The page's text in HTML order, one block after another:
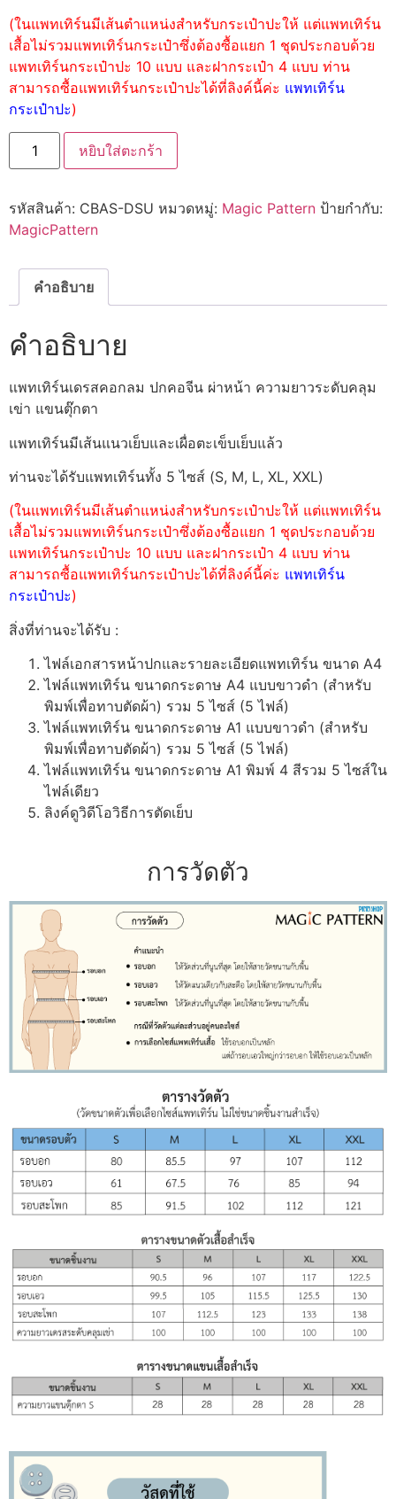
(ในแพทเทิร์นมีเส้นตำแหน่งสำหรับกระเป๋าปะให้ แต่แพทเทิร์น
เสื้อไม่รวมแพทเทิร์นกระเป๋าซึ่งต้องซื้อแยก 1 ชุดประกอบด้วย
แพทเทิร์นกระเป๋าปะ 10 แบบ และฝากระเป๋า 4 แบบ ท่าน
สามารถซื้อแพทเทิร์นกระเป๋าปะได้ที่ลิงค์นี้ค่ะ แพทเทิร์น
กระเป๋าปะ)
หยิบใส่ตะกร้า
รหัสสินค้า: CBAS-DSU หมวดหมู่: Magic Pattern ป้ายกำกับ:
MagicPattern
คำอธิบาย
คำอธิบาย
แพทเทิร์นเดรสคอกลม ปกคอจีน ผ่าหน้า ความยาวระดับคลุม
เข่า แขนตุ๊กตา
แพทเทิร์นมีเส้นแนวเย็บและเผื่อตะเข็บเย็บแล้ว
ท่านจะได้รับแพทเทิร์นทั้ง 5 ไซส์ (S, M, L, XL, XXL)
(ในแพทเทิร์นมีเส้นตำแหน่งสำหรับกระเป๋าปะให้ แต่แพทเทิร์น
เสื้อไม่รวมแพทเทิร์นกระเป๋าซึ่งต้องซื้อแยก 1 ชุดประกอบด้วย
แพทเทิร์นกระเป๋าปะ 10 แบบ และฝากระเป๋า 4 แบบ ท่าน
สามารถซื้อแพทเทิร์นกระเป๋าปะได้ที่ลิงค์นี้ค่ะ แพทเทิร์น
กระเป๋าปะ)
สิ่งที่ท่านจะได้รับ :
ไฟล์เอกสารหน้าปกและรายละเอียดแพทเทิร์น ขนาด A4
ไฟล์แพทเทิร์น ขนาดกระดาษ A4 แบบขาวดำ (สำหรับ
พิมพ์เพื่อทาบตัดผ้า) รวม 5 ไซส์ (5 ไฟล์)
ไฟล์แพทเทิร์น ขนาดกระดาษ A1 แบบขาวดำ (สำหรับ
พิมพ์เพื่อทาบตัดผ้า) รวม 5 ไซส์ (5 ไฟล์)
ไฟล์แพทเทิร์น ขนาดกระดาษ A1 พิมพ์ 4 สีรวม 5 ไซส์ใน
ไฟล์เดียว
ลิงค์ดูวิดีโอวิธีการตัดเย็บ
การวัดตัว